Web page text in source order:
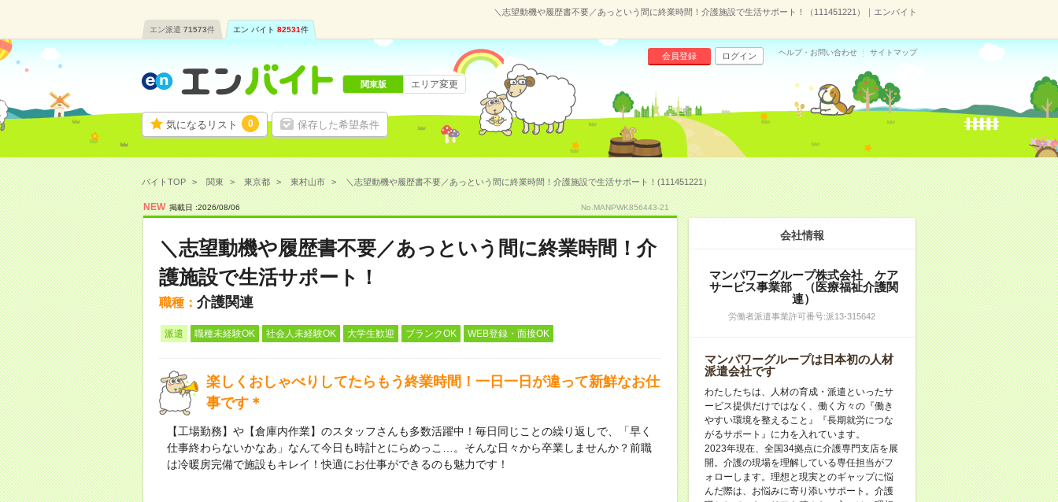
＼志望動機や履歴書不要／あっという間に終業時間！介護施設で生活サポート！（111451221）｜エンバイト
エン派遣 71573件 エン バイト 82531件
気になるリスト 0 保存した希望条件
会員登録 ログイン ヘルプ・お問い合わせ サイトマップ
関東版 エリア変更
バイトTOP 関東 東京都 東村山市 ＼志望動機や履歴書不要／あっという間に終業時間！介護施設で生活サポート！(111451221）
NEW 掲載日 :2026/08/06 No.MANPWK856443-21
＼志望動機や履歴書不要／あっという間に終業時間！介
護施設で生活サポート！
職種： 介護関連
派遣 職種未経験OK 社会人未経験OK 大学生歓迎 ブランクOK WEB登録・面接OK
楽しくおしゃべりしてたらもう終業時間！一日一日が違って新鮮なお仕
事です＊
【工場勤務】や【倉庫内作業】のスタッフさんも多数活躍中！毎日同じことの繰り返しで、「早く
仕事終わらないかなあ」なんて今日も時計とにらめっこ…。そんな日々から卒業しませんか？前職
は冷暖房完備で施設もキレイ！快適にお仕事ができるのも魅力です！
会社情報
マンパワーグループ株式会社 ケア
サービス事業部 （医療福祉介護関
連）
労働者派遣事業許可番号:派13-315642
マンパワーグループは日本初の人材
派遣会社です
わたしたちは、人材の育成・派遣といったサ
ービス提供だけではなく、働く方々の『働き
やすい環境を整えること』『長期就労につな
がるサポート』に力を入れています。
2023年現在、全国34拠点に介護専門支店を展
開。介護の現場を理解している専任担当がフ
ォローします。理想と現実とのギャップに悩
んだ際は、お悩みに寄り添いサポート。介護